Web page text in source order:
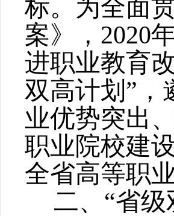
标。为全面
案》，2020
进职业教育
双高计划”，
业优势突出
职业院校建
全省高等职
二、 “省